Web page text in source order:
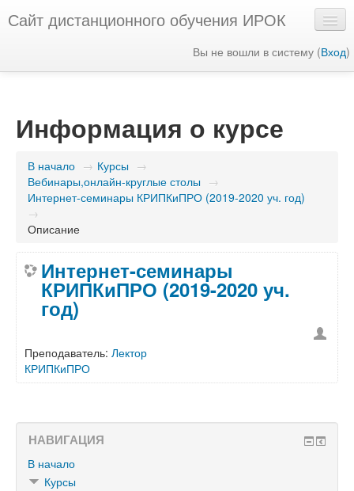
Сайт дистанционного обучения ИРОК
Вы не вошли в систему (Вход)
Информация о курсе
В начало → Курсы →
Вебинары,онлайн-круглые столы →
Интернет-семинары КРИПКиПРО (2019-2020 уч. год)
→
Описание
Интернет-семинары
КРИПКиПРО (2019-2020 уч.
год)
Преподаватель: Лектор
КРИПКиПРО
НАВИГАЦИЯ
В начало
Курсы